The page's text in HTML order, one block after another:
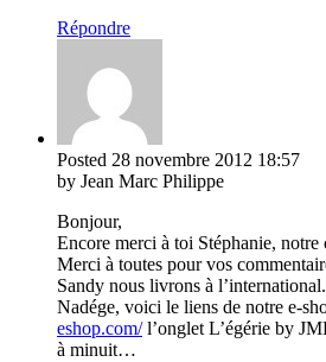
Répondre
Posted 28 novembre 2012 18:57
by Jean Marc Philippe
Bonjour,
Encore merci à toi Stéphanie,
Merci à toutes pour vos
Sandy nous livrons à
Nadége, voici le liens de notre e-
eshop.com/l’onglet L’égérie by
à minuit…